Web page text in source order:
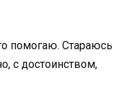
помогаю. Стараюсь
с достоинством,